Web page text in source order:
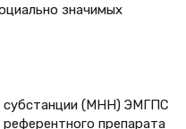
значимых
субстанции (МНН) ЭМГПС
референтного препарата